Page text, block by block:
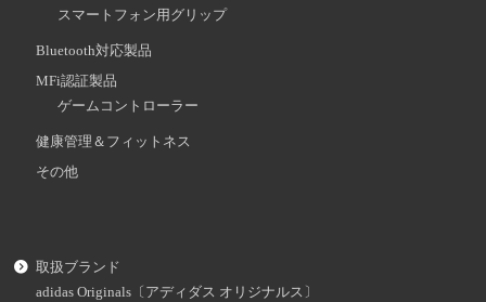
スマートフォン用グリップ
Bluetooth対応製品
MFi認証製品
ゲームコントローラー
健康管理＆フィットネス
その他
取扱ブランド
adidas Originals〔アディダス オリジナルス〕